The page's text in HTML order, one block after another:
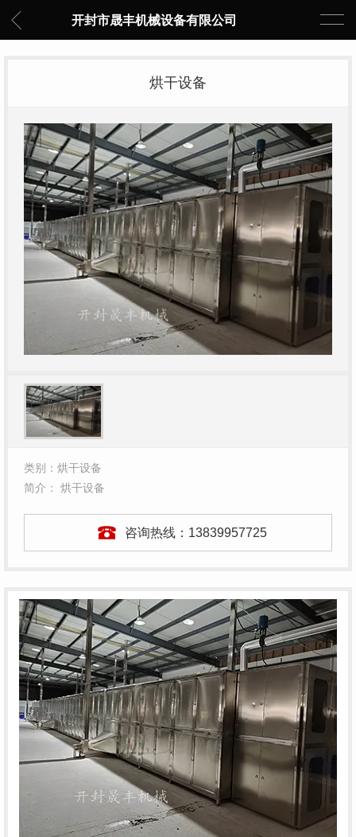
开封市晟丰机械设备有限公司
烘干设备
类别：烘干设备
简介： 烘干设备
咨询热线： 13839957725